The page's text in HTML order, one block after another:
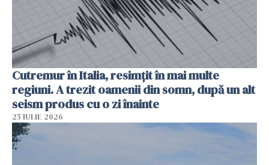
Cutremur în Italia, resimțit în mai multe
regiuni. A trezit oamenii din somn, după un alt
seism produs cu o zi înainte
25 IULIE 2026